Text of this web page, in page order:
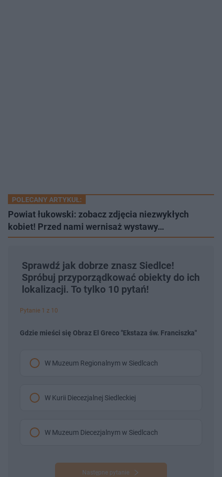
POLECANY ARTYKUŁ:
Powiat łukowski: zobacz zdjęcia niezwykłych
kobiet! Przed nami wernisaż wystawy…
Sprawdź jak dobrze znasz Siedlce!
Spróbuj przyporządkować obiekty do ich
lokalizacji. To tylko 10 pytań!
Pytanie 1 z 10
Gdzie mieści się Obraz El Greco "Ekstaza św. Franciszka"
W Muzeum Regionalnym w Siedlcach
W Kurii Diecezjalnej Siedleckiej
W Muzeum Diecezjalnym w Siedlcach
Następne pytanie